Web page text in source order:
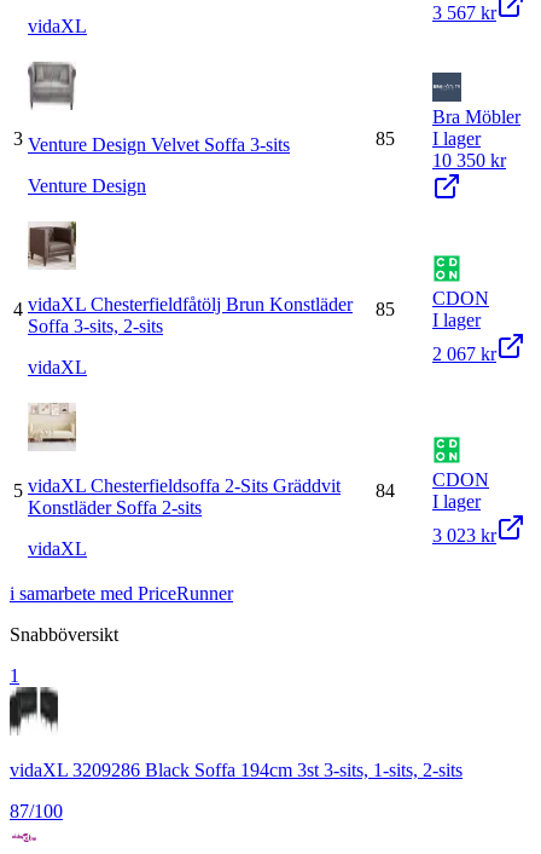
vidaXL
3 567 kr
3 Venture Design Velvet Soffa 3-sits
Venture Design
85
Bra Möbler
I lager
10 350 kr
4 vidaXL Chesterfieldfåtölj Brun Konstläder
Soffa 3-sits, 2-sits
vidaXL
85
CDON
I lager
2 067 kr
5 vidaXL Chesterfieldsoffa 2-Sits Gräddvit
Konstläder Soffa 2-sits
vidaXL
84
CDON
I lager
3 023 kr
i samarbete med PriceRunner
Snabböversikt
1
vidaXL 3209286 Black Soffa 194cm 3st 3-sits, 1-sits, 2-sits
87/100